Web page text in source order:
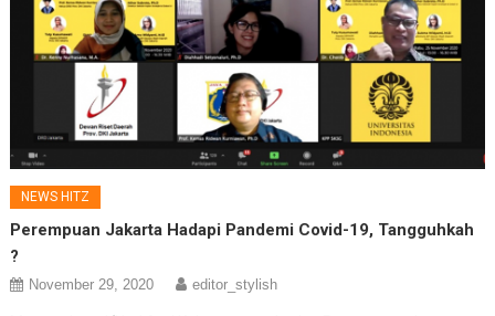
NEWS HITZ
Perempuan Jakarta Hadapi Pandemi Covid-19, Tangguhkah
?
November 29, 2020 editor_stylish